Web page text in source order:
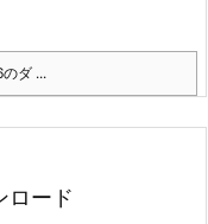
ダ ...
ード